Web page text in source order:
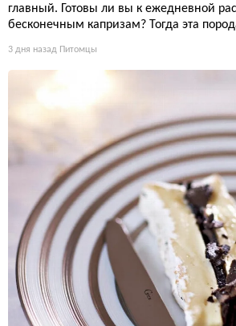
главный. Готовы ли вы к ежедневной
бесконечным капризам? Тогда эта
3 дня назад Питомцы